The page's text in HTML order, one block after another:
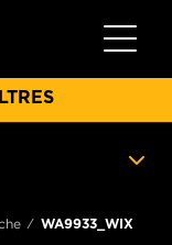
Toggle
WA9933_WIX